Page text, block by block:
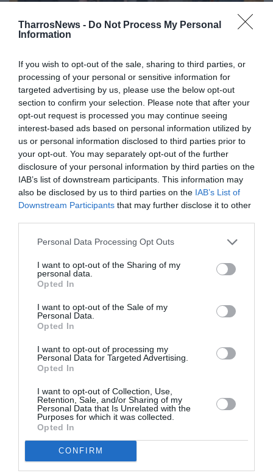
TharrosNews - Do Not Process My Personal
Information
If you wish to opt-out of the sale, sharing to third parties, or
processing of your personal or sensitive information for
targeted advertising by us, please use the below opt-out
section to confirm your selection. Please note that after your
opt-out request is processed you may continue seeing
interest-based ads based on personal information utilized by
us or personal information disclosed to third parties prior to
your opt-out. You may separately opt-out of the further
disclosure of your personal information by third parties on the
IAB’s list of downstream participants. This information may
also be disclosed by us to third parties on the IAB’s List of
Downstream Participants that may further disclose it to other
Personal Data Processing Opt Outs
I want to opt-out of the Sharing of my
personal data.
Opted In
I want to opt-out of the Sale of my
Personal Data.
Opted In
I want to opt-out of processing my
Personal Data for Targeted Advertising.
Opted In
I want to opt-out of Collection, Use,
Retention, Sale, and/or Sharing of my
Personal Data that Is Unrelated with the
Purposes for which it was collected.
Opted In
CONFIRM
Νέα ονόματα στη δημοσιότητα από
Παν. Νίκα
Ο υποψήφιος δήμαρχος Καλαμάτας και επικεφαλής
του συνδυασμού "Πρωτοβουλία" Παναγιώτης
Νίκας προχώρησε χθες το μεσημέρι στην
ανακοίνωση νέων...
Παρουσίαση θέσεων και αρχών από
Ευστ. Ανδρινόπουλο
07/04/2014 10:51
Στην παρουσίαση των αρχών και θέσεων του
συνδυασμού του θα προχωρήσει ο υποψήφιος
δήμαρχος Ευστάθιος Ανδρινόπουλος για το...